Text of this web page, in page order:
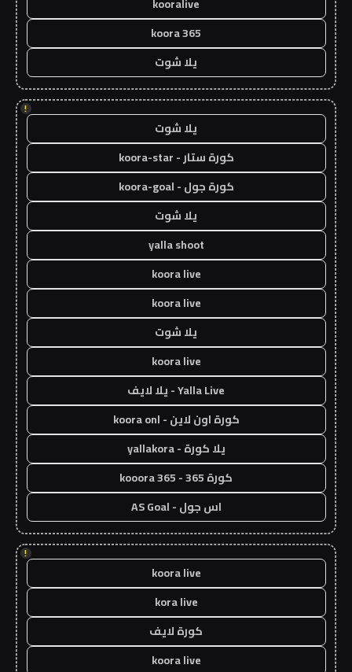
kooralive
koora 365
يلا شوت
!
يلا شوت
كورة ستار - koora-star
كورة جول - koora-goal
يلا شوت
yalla shoot
koora live
koora live
يلا شوت
koora live
Yalla Live - يلا لايف
كورة اون لاين - koora onl
يلا كورة - yallakora
كورة 365 - kooora 365
اس جول - AS Goal
!
koora live
kora live
كورة لايف
koora live